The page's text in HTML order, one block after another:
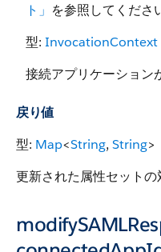
ト」 を参照してくださ
型: InvocationContext
接続アプリケーション
戻り値
型: Map<String, String>
更新された属性セットの